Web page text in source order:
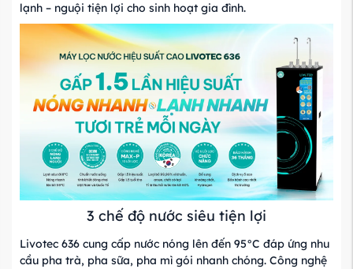
lạnh – nguội tiện lợi cho sinh hoạt gia đình.
3 chế độ nước siêu tiện lợi
Livotec 636 cung cấp nước nóng lên đến 95°C đáp ứng nhu
cầu pha trà, pha sữa, pha mì gói nhanh chóng. Công nghệ